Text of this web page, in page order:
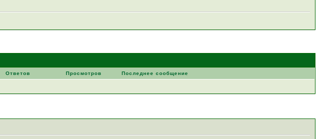
Ответов Просмотров Последнее сообщение